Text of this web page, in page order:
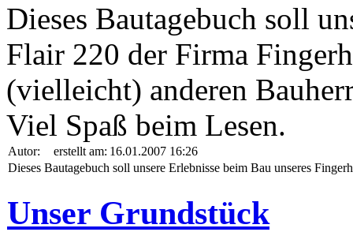
Dieses Bautagebuch soll
Flair 220 der Firma
(vielleicht) anderen
Viel Spaß beim Lesen.
Autor: erstellt am: 16.01.2007 16:26
Dieses Bautagebuch soll unsere Erlebnisse beim Bau unseres
Unser Grundstück